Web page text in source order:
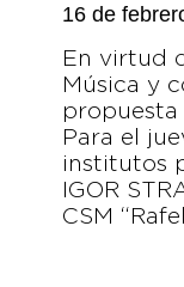
16 de
En virtud
Música y
propuesta
Para el
institutos
IGOR
CSM